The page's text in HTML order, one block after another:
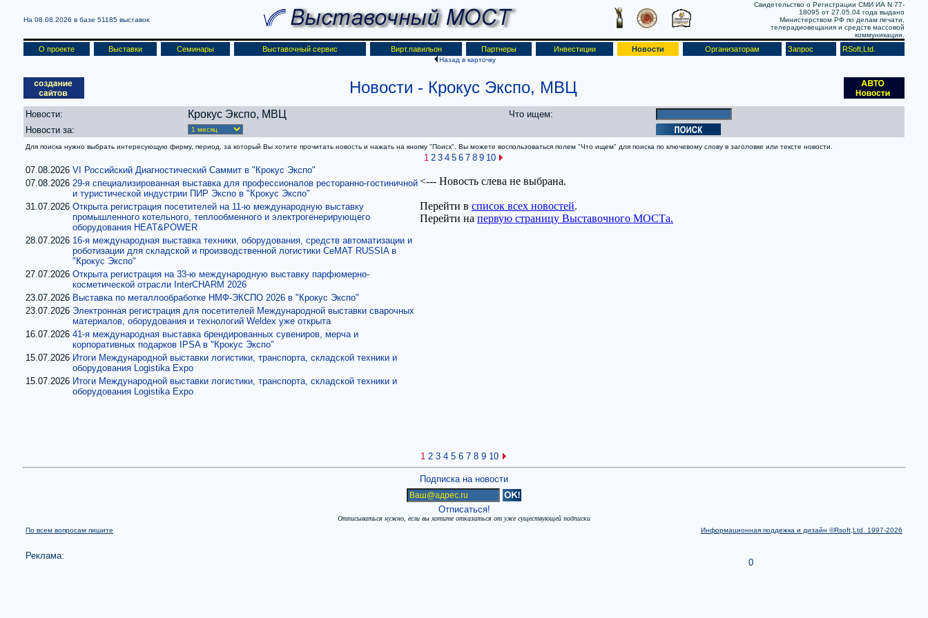
На 08.08.2026 в базе 51185 выставок
Свидетельство о Регистрации СМИ ИА N 77-
18095 от 27.05.04 года выдано
Министерством РФ по делам печати,
телерадиовещания и средств массовой
коммуникации.
О проекте Выставки Семинары Выставочный сервис Вирт.павильон Партнеры Инвестиции Новости Организаторам Запрос RSoft,Ltd.
Назад в карточку
Новости - Крокус Экспо, МВЦ
Новости: Крокус Экспо, МВЦ
Что ищем:
Новости за:
Для поиска нужно выбрать интересующую фирму, период, за который Вы хотите прочитать новость и нажать на кнопку "Поиск". Вы можете воспользоваться полем "Что ищем" для поиска по ключевому слову в заголовке или тексте новости.
1 2 3 4 5 6 7 8 9 10
07.08.2026 VI Российский Диагностический Саммит в "Крокус Экспо"
07.08.2026 29-я специализированная выставка для профессионалов ресторанно-гостиничной
и туристической индустрии ПИР Экспо в "Крокус Экспо"
31.07.2026 Открыта регистрация посетителей на 11-ю международную выставку
промышленного котельного, теплообменного и электрогенерирующего
оборудования HEAT&POWER
28.07.2026 16-я международная выставка техники, оборудования, средств автоматизации и
роботизации для складской и производственной логистики CeMAT RUSSIA в
"Крокус Экспо"
27.07.2026 Открыта регистрация на 33-ю международную выставку парфюмерно-
косметической отрасли InterCHARM 2026
23.07.2026 Выставка по металлообработке НМФ-ЭКСПО 2026 в "Крокус Экспо"
23.07.2026 Электронная регистрация для посетителей Международной выставки сварочных
материалов, оборудования и технологий Weldex уже открыта
16.07.2026 41-я международная выставка брендированных сувениров, мерча и
корпоративных подарков IPSA в "Крокус Экспо"
15.07.2026 Итоги Международной выставки логистики, транспорта, складской техники и
оборудования Logistika Expo
15.07.2026 Итоги Международной выставки логистики, транспорта, складской техники и
оборудования Logistika Expo
1 2 3 4 5 6 7 8 9 10
Подписка на новости
Отписаться!
Отписываться нужно, если вы хотите отказаться от уже существующей подписки
По всем вопросам пишите
Информационная поддежка и дизайн ©Rsoft,Ltd. 1997-2026
Реклама:
0